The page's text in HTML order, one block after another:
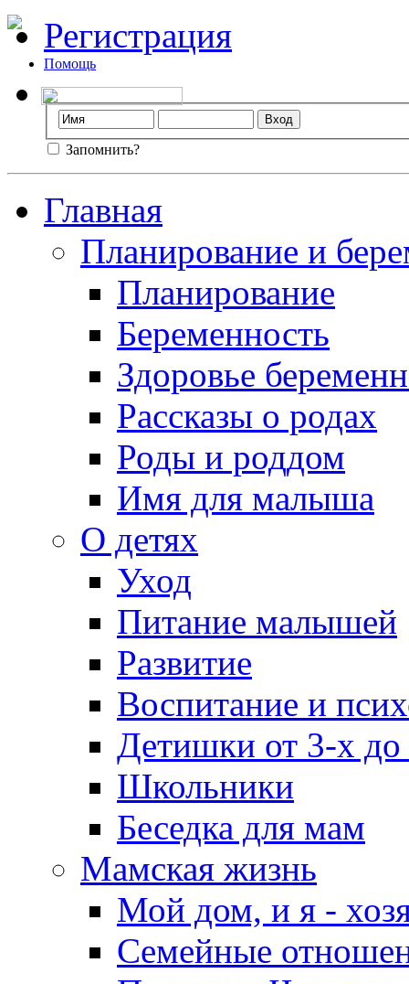
Регистрация
Помощь
Запомнить?
Главная
Планирование и
Планирование
Беременность
Здоровье
Рассказы о родах
Роды и роддом
Имя для малыша
О детях
Уход
Питание малышей
Развитие
Воспитание и
Детишки от 3-х
Школьники
Беседка для мам
Мамская жизнь
Мой дом, и я -
Семейные